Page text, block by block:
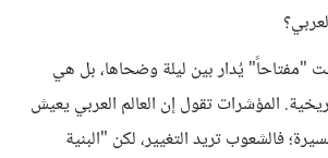
"مفتاحاً" يُدار بين ليلة وضحاها، بل هي
المؤشرات تقول إن العالم العربي يعيش
فالشعوب تريد التغيير، لكن "البنية